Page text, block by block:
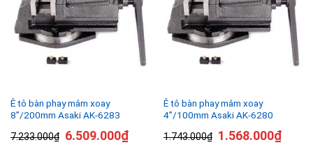
Ê tô bàn phay mâm xoay
8”/200mm Asaki AK-6283
7.233.000₫ 6.509.000₫
Ê tô bàn phay mâm xoay
4”/100mm Asaki AK-6280
1.743.000₫ 1.568.000₫